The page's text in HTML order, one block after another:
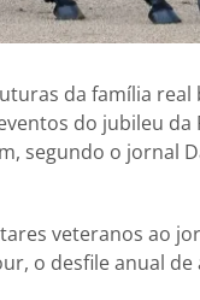
da família
do jubileu da
segundo o jornal
veteranos ao
o desfile anual